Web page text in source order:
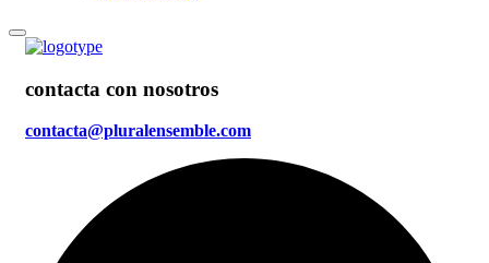
contacta con nosotros
contacta@pluralensemble.com